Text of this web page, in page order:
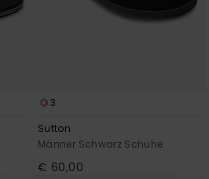
3
Sutton
Männer Schwarz Schuhe
€ 60,00